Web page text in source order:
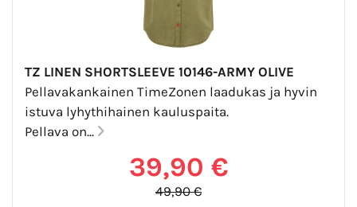
TZ LINEN SHORTSLEEVE 10146-ARMY OLIVE
Pellavakankainen TimeZonen laadukas ja hyvin
istuva lyhythihainen kauluspaita.
Pellava on...
39,90 €
49,90 €